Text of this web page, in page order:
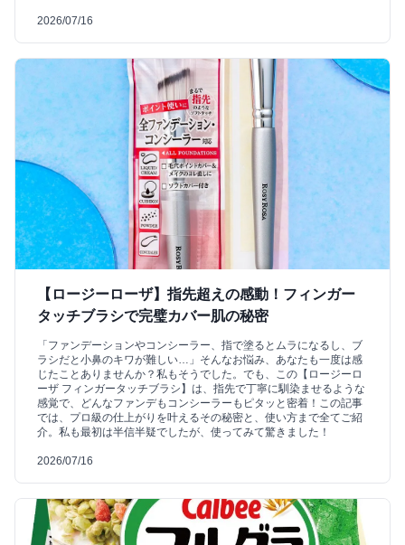
2026/07/16
【ロージーローザ】指先超えの感動！フィンガー
タッチブラシで完璧カバー肌の秘密
「ファンデーションやコンシーラー、指で塗るとムラになるし、ブ
ラシだと小鼻のキワが難しい…」そんなお悩み、あなたも一度は感
じたことありませんか？私もそうでした。でも、この【ロージーロ
ーザ フィンガータッチブラシ】は、指先で丁寧に馴染ませるような
感覚で、どんなファンデもコンシーラーもピタッと密着！この記事
では、プロ級の仕上がりを叶えるその秘密と、使い方まで全てご紹
介。私も最初は半信半疑でしたが、使ってみて驚きました！
2026/07/16